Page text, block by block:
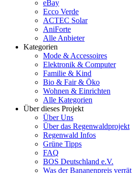
eBay
Ecco Verde
ACTEC Solar
AniForte
Alle Anbieter
Kategorien
Mode & Accessoires
Elektronik & Computer
Familie & Kind
Bio & Fair & Öko
Wohnen & Einrichten
Alle Kategorien
Über dieses Projekt
Über Uns
Über das Regenwaldprojekt
Regenwald Infos
Grüne Tipps
FAQ
BOS Deutschland e.V.
Was der Bananenpreis verrät